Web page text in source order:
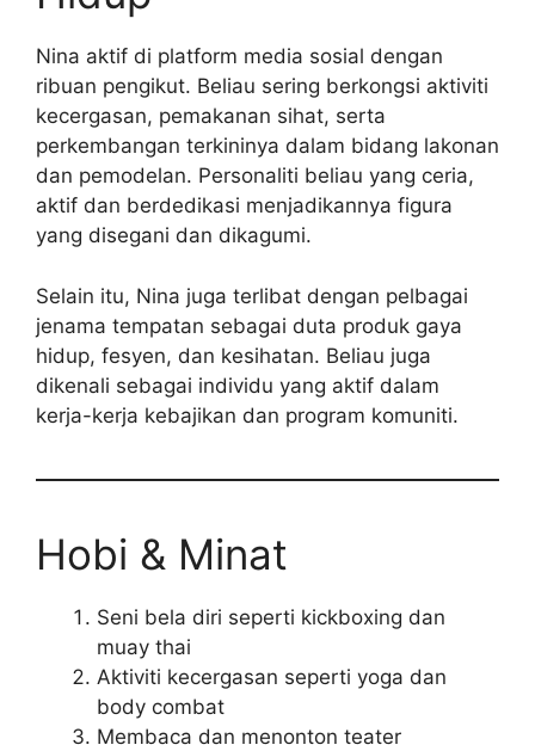
Nina aktif di platform media sosial dengan
ribuan pengikut. Beliau sering berkongsi aktiviti
kecergasan, pemakanan sihat, serta
perkembangan terkininya dalam bidang lakonan
dan pemodelan. Personaliti beliau yang ceria,
aktif dan berdedikasi menjadikannya figura
yang disegani dan dikagumi.
Selain itu, Nina juga terlibat dengan pelbagai
jenama tempatan sebagai duta produk gaya
hidup, fesyen, dan kesihatan. Beliau juga
dikenali sebagai individu yang aktif dalam
kerja-kerja kebajikan dan program komuniti.
Hobi & Minat
Seni bela diri seperti kickboxing dan
muay thai
Aktiviti kecergasan seperti yoga dan
body combat
Membaca dan menonton teater